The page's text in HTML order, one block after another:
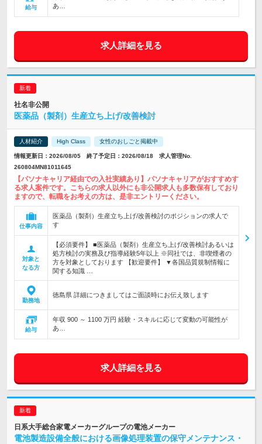
給与
あ…
求人詳細を見る
社名非公開
医薬品（製剤）生産立ち上げ/改善検討
人材紹介 High Class 女性のおしごと掲載中
情報更新日：2026/08/05 終了予定日：2026/08/18 求人管理No.
260804MN81011645
【パソナキャリア経由での入社実績あり】パソナキャリアがおすすめす
る求人案件です。こちらの求人以外にも非公開求人も多数保有しており
ますので、転職をお考えの方は、是非エントリーください。
仕事内容
医薬品（製剤）生産立ち上げ/改善検討のポジションの求人で
す
対象と
なる方
【必須要件】 ■医薬品（製剤）生産立ち上げ/改善検討あるいは
処方検討の実務及び指導経験5年以上 ※同社では、非喫煙者の
方を対象としております 【歓迎要件】 ▼各国品質規制情報に
関する知識 …
勤務地
徳島県 詳細につきましてはご面談時にお伝え致します
給与
年収 900 ～ 1100 万円 経験・スキルに応じて変動の可能性が
あ…
求人詳細を見る
日系大手総合家電メーカーグループの電池メーカー
電池製造設備全般における画像処理装置の保守メンテナンス・